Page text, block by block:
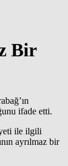
Bir
ifade etti.
ile ilgili
ayrılmaz bir